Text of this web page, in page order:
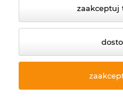
© 2026 starecegly.com.
zaakceptuj